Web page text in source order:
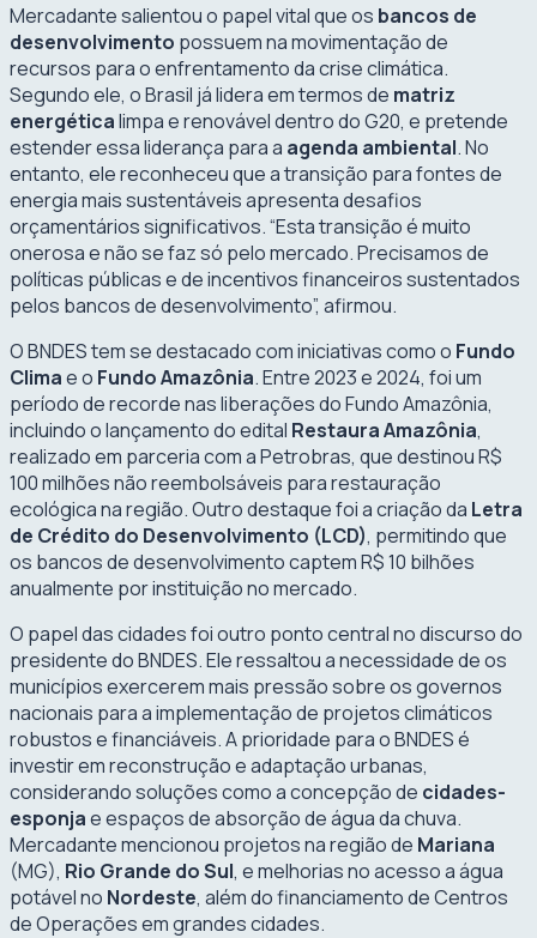
Mercadante salientou o papel vital que os bancos de
desenvolvimento possuem na movimentação de
recursos para o enfrentamento da crise climática.
Segundo ele, o Brasil já lidera em termos de matriz
energéticalimpa e renovável dentro do G20, e pretende
estender essa liderança para a agenda ambiental. No
entanto, ele reconheceu que a transição para fontes de
energia mais sustentáveis apresenta desafios
orçamentários significativos. “Esta transição é muito
onerosa e não se faz só pelo mercado. Precisamos de
políticas públicas e de incentivos financeiros sustentados
pelos bancos de desenvolvimento”, afirmou.
O BNDES tem se destacado com iniciativas como o Fundo
Climae o Fundo Amazônia. Entre 2023 e 2024, foi um
período de recorde nas liberações do Fundo Amazônia,
incluindo o lançamento do edital Restaura Amazônia,
realizado em parceria com a Petrobras, que destinou R$
100 milhões não reembolsáveis para restauração
ecológica na região. Outro destaque foi a criação da Letra
de Crédito do Desenvolvimento (LCD), permitindo que
os bancos de desenvolvimento captem R$ 10 bilhões
anualmente por instituição no mercado.
O papel das cidades foi outro ponto central no discurso do
presidente do BNDES. Ele ressaltou a necessidade de os
municípios exercerem mais pressão sobre os governos
nacionais para a implementação de projetos climáticos
robustos e financiáveis. A prioridade para o BNDES é
investir em reconstrução e adaptação urbanas,
considerando soluções como a concepção de cidades-
esponjae espaços de absorção de água da chuva.
Mercadante mencionou projetos na região de Mariana
(MG), Rio Grande do Sul, e melhorias no acesso a água
potável no Nordeste, além do financiamento de Centros
de Operações em grandes cidades.